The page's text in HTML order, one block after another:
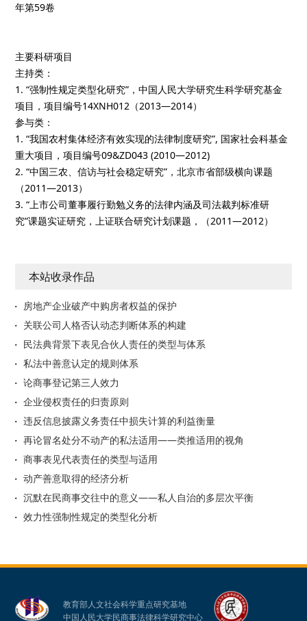
年第59卷
主要科研项目
主持类：
1. “强制性规定类型化研究”，中国人民大学研究生科学研究基金
项目，项目编号14XNH012（2013—2014）
参与类：
1. “我国农村集体经济有效实现的法律制度研究”, 国家社会科基金
重大项目，项目编号09&ZD043 (2010—2012)
2. “中国三农、信访与社会稳定研究”，北京市省部级横向课题
（2011—2013）
3. “上市公司董事履行勤勉义务的法律内涵及司法裁判标准研
究”课题实证研究，上证联合研究计划课题，（2011—2012）
本站收录作品
房地产企业破产中购房者权益的保护
关联公司人格否认动态判断体系的构建
民法典背景下表见合伙人责任的类型与体系
私法中善意认定的规则体系
论商事登记第三人效力
企业侵权责任的归责原则
违反信息披露义务责任中损失计算的利益衡量
再论冒名处分不动产的私法适用——类推适用的视角
商事表见代表责任的类型与适用
动产善意取得的经济分析
沉默在民商事交往中的意义——私人自治的多层次平衡
效力性强制性规定的类型化分析
教育部人文社会科学重点研究基地
中国人民大学民商事法律科学研究中心